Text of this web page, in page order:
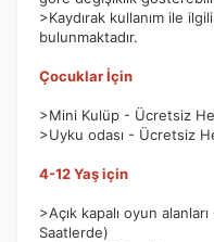
>Kaydırak kullanım ile
bulunmaktadır.
Çocuklar İçin
>Mini Kulüp - Ücretsiz
>Uyku odası - Ücretsiz
4-12 Yaş için
>Açık kapalı oyun
Saatlerde)